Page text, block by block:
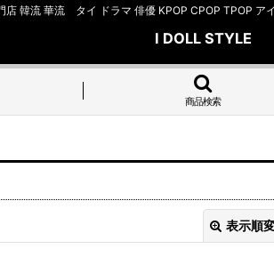
店 韓流 華流 タイ ドラマ 俳優 KPOP CPOP TPOP
I DOLL STYLE
商品検索
表示順